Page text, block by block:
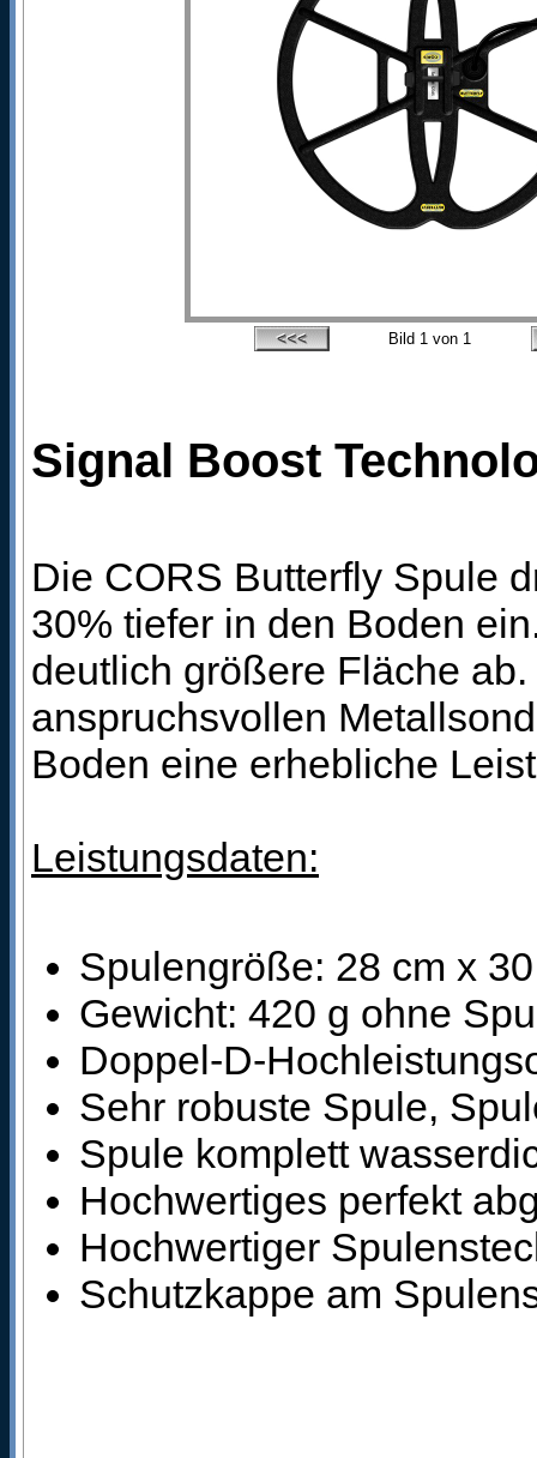
Bild 1 von 1
Signal Boost
Die CORS Butterfly Spule
30% tiefer in den Boden
deutlich größere Fläche
anspruchsvollen
Boden eine erhebliche
Leistungsdaten:
Spulengröße: 28 cm x
Gewicht: 420 g ohne
Doppel-D-
Sehr robuste Spule,
Spule komplett
Hochwertiges perfekt
Hochwertiger
Schutzkappe am